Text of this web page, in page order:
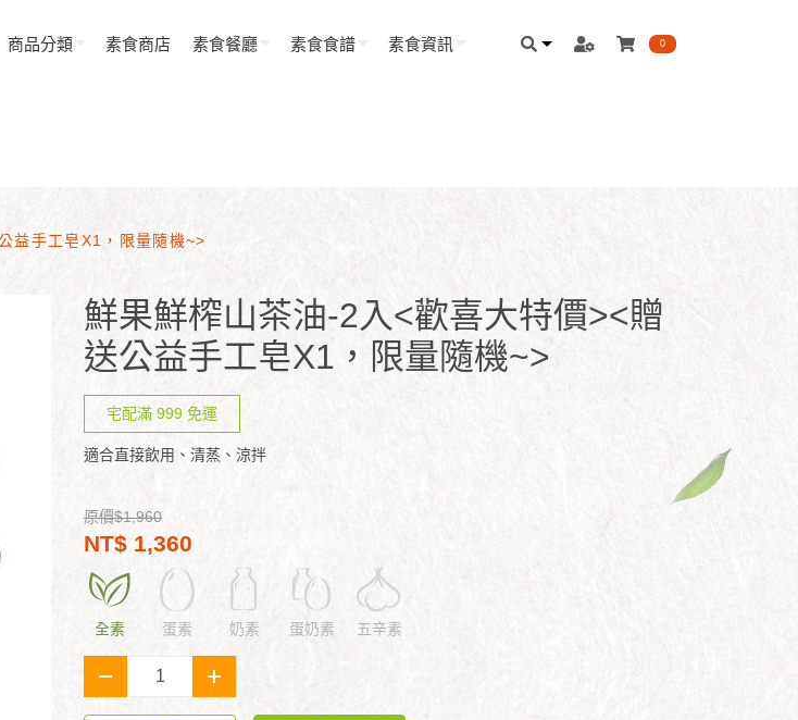
商品分類 素食商店 素食餐廳 素食食譜 素食資訊 0
益手工皂X1，限量隨機~>
鮮果鮮榨山茶油-2入<歡喜大特價><贈
送公益手工皂X1，限量隨機~>
宅配滿 999 免運
適合直接飲用、清蒸、涼拌
原價$1,960
NT$ 1,360
全素 蛋素 奶素 蛋奶素 五辛素
- +